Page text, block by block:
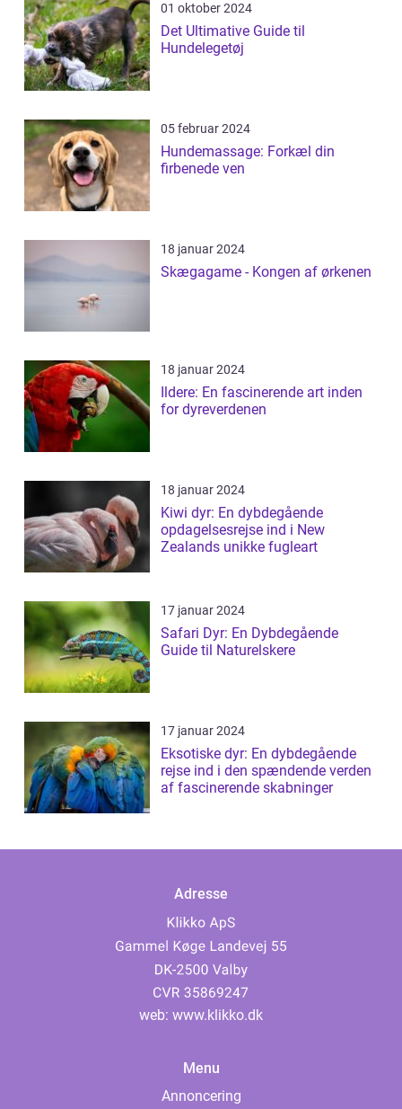
01 oktober 2024
Det Ultimative Guide til
Hundelegetøj
05 februar 2024
Hundemassage: Forkæl din
firbenede ven
18 januar 2024
Skægagame - Kongen af ørkenen
18 januar 2024
Ildere: En fascinerende art inden
for dyreverdenen
18 januar 2024
Kiwi dyr: En dybdegående
opdagelsesrejse ind i New
Zealands unikke fugleart
17 januar 2024
Safari Dyr: En Dybdegående
Guide til Naturelskere
17 januar 2024
Eksotiske dyr: En dybdegående
rejse ind i den spændende verden
af fascinerende skabninger
Adresse
web: www.klikko.dk
Menu
Annoncering